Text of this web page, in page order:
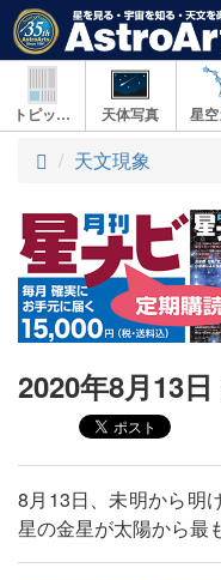
トピックス 天体写真
ト
プ
天文現象
2020年8月13
8月13日、未明から明
星の金星が太陽から最